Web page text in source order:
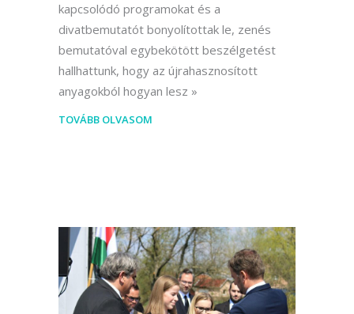
kapcsolódó programokat és a
divatbemutatót bonyolítottak le, zenés
bemutatóval egybekötött beszélgetést
hallhattunk, hogy az újrahasznosított
anyagokból hogyan lesz
TOVÁBB OLVASOM